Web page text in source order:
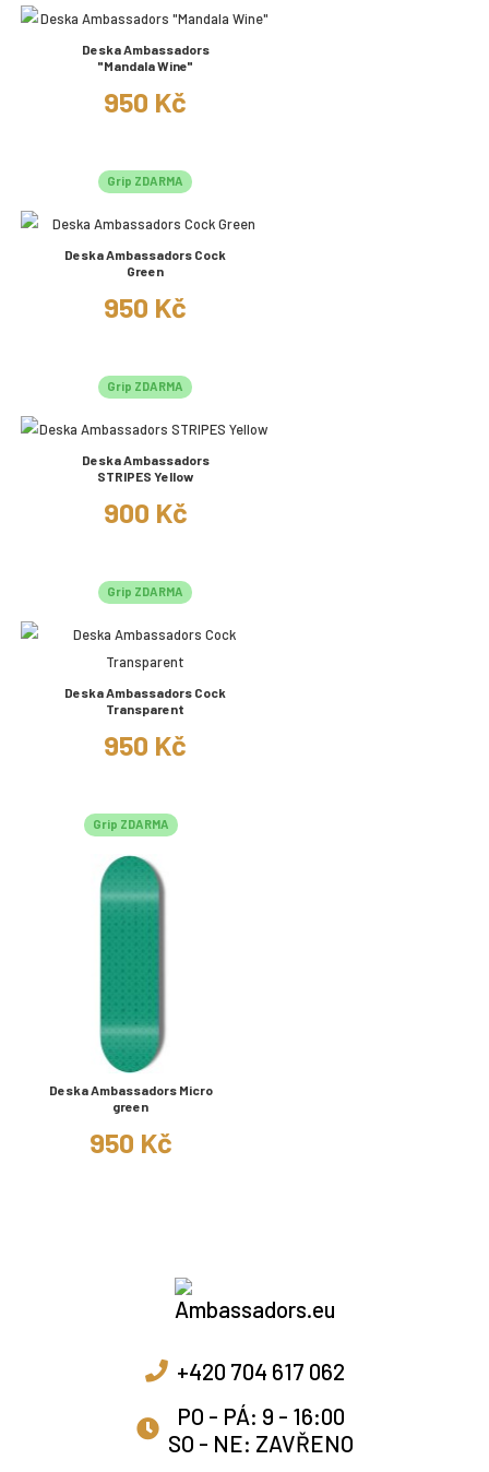
Deska Ambassadors
"Mandala Wine"
950 Kč
Grip ZDARMA
Deska Ambassadors Cock
Green
950 Kč
Grip ZDARMA
Deska Ambassadors
STRIPES Yellow
900 Kč
Grip ZDARMA
Deska Ambassadors Cock
Transparent
950 Kč
Grip ZDARMA
Deska Ambassadors Micro
green
950 Kč
+420 704 617 062
PO - PÁ: 9 - 16:00
SO - NE: ZAVŘENO